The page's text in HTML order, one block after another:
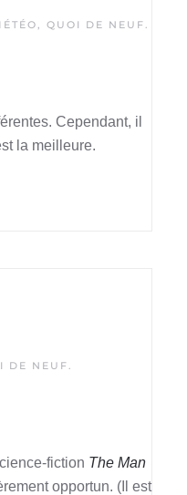
, QUOI DE NEUF.
Cependant, il
la meilleure.
DE NEUF.
fiction The Man
opportun. (Il est